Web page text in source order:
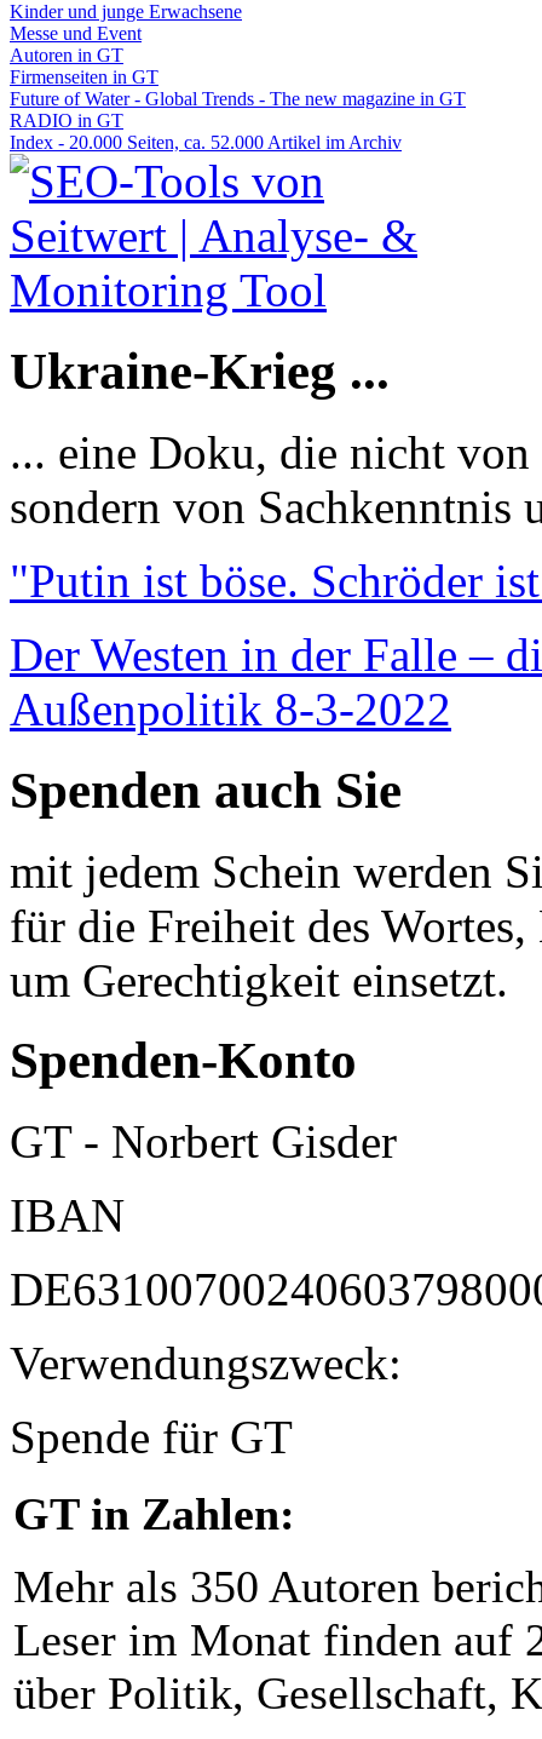
Kinder und junge Erwachsene
Messe und Event
Autoren in GT
Firmenseiten in GT
Future of Water - Global Trends - The new magazine in GT
RADIO in GT
Index - 20.000 Seiten, ca. 52.000 Artikel im Archiv
Ukraine-Krieg ...
... eine Doku, die nicht
sondern von Sachkenntnis
"Putin ist böse. Schröder
Der Westen in der Falle –
Außenpolitik 8-3-2022
Spenden auch Sie
mit jedem Schein werden
für die Freiheit des
um Gerechtigkeit einsetzt.
Spenden-Konto
GT - Norbert Gisder
IBAN
Verwendungszweck:
Spende für GT
GT in Zahlen:
Mehr als 350 Autoren
Leser im Monat finden auf
über Politik, Gesellschaft,